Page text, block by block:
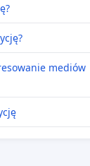
mediów